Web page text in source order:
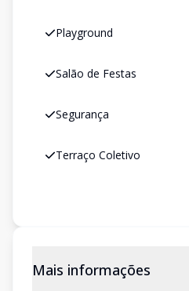
Playground
Salão de Festas
Segurança
Terraço Coletivo
Mais informações